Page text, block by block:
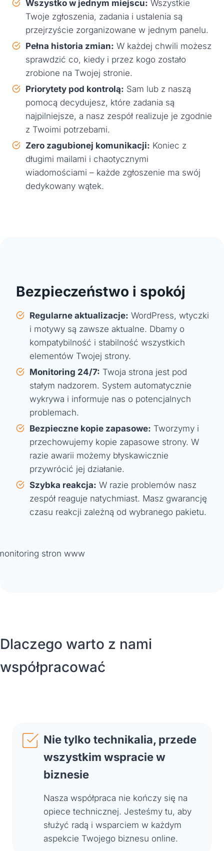
Wszystko w jednym miejscu: Wszystkie
Twoje zgłoszenia, zadania i ustalenia są
przejrzyście zorganizowane w jednym panelu.
Pełna historia zmian: W każdej chwili możesz
sprawdzić co, kiedy i przez kogo zostało
zrobione na Twojej stronie.
Priorytety pod kontrolą: Sam lub z naszą
pomocą decydujesz, które zadania są
najpilniejsze, a nasz zespół realizuje je zgodnie
z Twoimi potrzebami.
Zero zagubionej komunikacji: Koniec z
długimi mailami i chaotycznymi
wiadomościami – każde zgłoszenie ma swój
dedykowany wątek.
Bezpieczeństwo i spokój
Regularne aktualizacje: WordPress, wtyczki
i motywy są zawsze aktualne. Dbamy o
kompatybilność i stabilność wszystkich
elementów Twojej strony.
Monitoring 24/7: Twoja strona jest pod
stałym nadzorem. System automatycznie
wykrywa i informuje nas o potencjalnych
problemach.
Bezpieczne kopie zapasowe: Tworzymy i
przechowujemy kopie zapasowe strony. W
razie awarii możemy błyskawicznie
przywrócić jej działanie.
Szybka reakcja: W razie problemów nasz
zespół reaguje natychmiast. Masz gwarancję
czasu reakcji zależną od wybranego pakietu.
Dlaczego warto z nami
współpracować
Nie tylko technikalia, przede
wszystkim wspracie w
biznesie
Nasza współpraca nie kończy się na
opiece technicznej. Jesteśmy tu, aby
służyć radą i wsparciem w każdym
aspekcie Twojego biznesu online.